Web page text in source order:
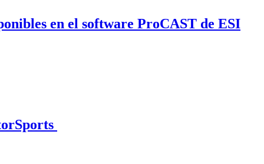
en el software ProCAST de ESI